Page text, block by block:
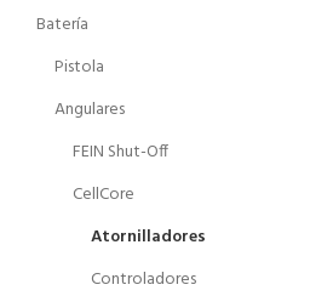
Batería
Pistola
Angulares
FEIN Shut-Off
CellCore
Atornilladores
Controladores